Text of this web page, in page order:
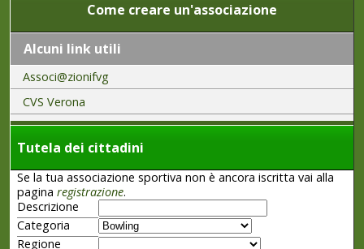
Come creare un'associazione
Alcuni link utili
Associ@zionifvg
CVS Verona
Tutela dei cittadini
Se la tua associazione sportiva non è ancora iscritta vai alla
pagina registrazione.
Descrizione
Categoria
Regione